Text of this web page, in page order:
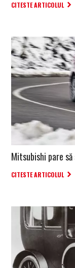
CITESTE ARTICOLUL
Mitsubishi pare
CITESTE ARTICOLUL